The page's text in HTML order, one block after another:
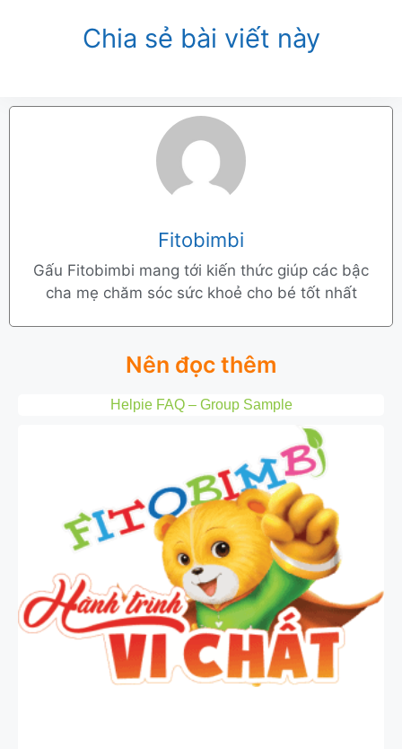
Chia sẻ bài viết này
Fitobimbi
Gấu Fitobimbi mang tới kiến thức giúp các bậc
cha mẹ chăm sóc sức khoẻ cho bé tốt nhất
Nên đọc thêm
Helpie FAQ – Group Sample